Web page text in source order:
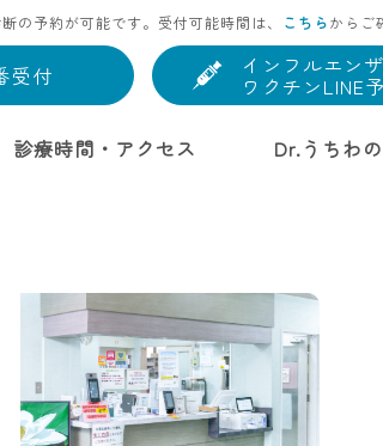
の予約が可能です。受付可能時間は、 こちらからご
受付 インフルエンザ
ワクチンLINE
診療時間・アクセス Dr.うちわ